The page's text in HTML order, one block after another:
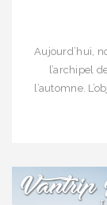
Aujourd’hui,
l’archipel
l’automne.